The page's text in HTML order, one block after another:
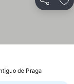
Compartir
de Praga